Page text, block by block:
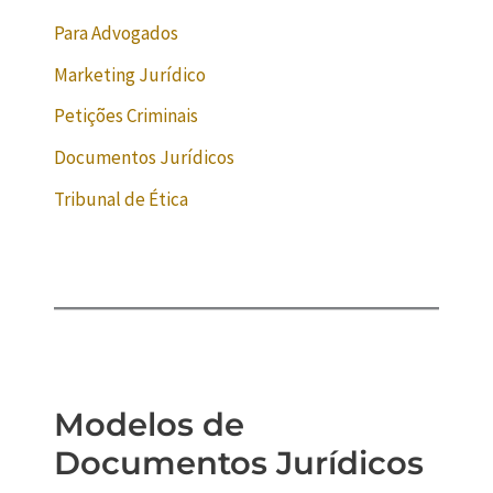
Para Advogados
Marketing Jurídico
Petições Criminais
Documentos Jurídicos
Tribunal de Ética
Modelos de
Documentos Jurídicos